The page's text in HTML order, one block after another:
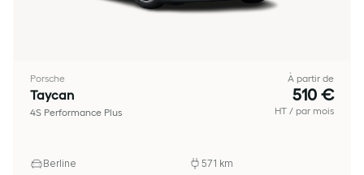
Porsche
Taycan
4S Performance Plus
À partir de
510 €
HT / par mois
Berline 571 km